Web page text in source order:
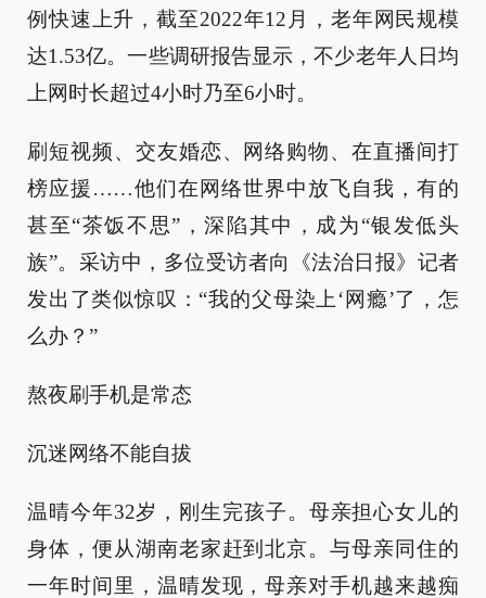
例快速上升，截至2022年12月，老年网民规模
达1.53亿。一些调研报告显示，不少老年人日均
上网时长超过4小时乃至6小时。
刷短视频、交友婚恋、网络购物、在直播间打
榜应援……他们在网络世界中放飞自我，有的
甚至“茶饭不思”，深陷其中，成为“银发低头
族”。采访中，多位受访者向《法治日报》记者
发出了类似惊叹：“我的父母染上‘网瘾’了，怎
么办？”
熬夜刷手机是常态
沉迷网络不能自拔
温晴今年32岁，刚生完孩子。母亲担心女儿的
身体，便从湖南老家赶到北京。与母亲同住的
一年时间里，温晴发现，母亲对手机越来越痴